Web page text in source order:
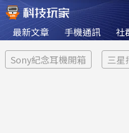
最新文章 手機通訊 社
Sony紀念耳機開箱 三星